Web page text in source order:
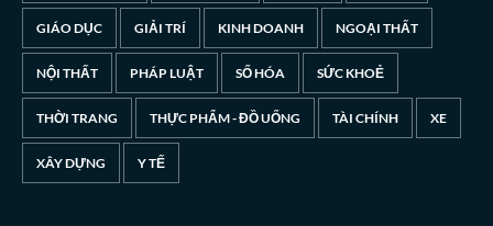
GIÁO DỤC GIẢI TRÍ KINH DOANH NGOẠI THẤT
NỘI THẤT PHÁP LUẬT SỐ HÓA SỨC KHOẺ
THỜI TRANG THỰC PHẨM - ĐỒ UỐNG TÀI CHÍNH XE
XÂY DỰNG Y TẾ